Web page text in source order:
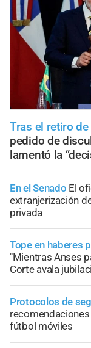
Tras el retiro
pedido de
lamentó la
En el Senado El
extranjerización
privada
Tope en haberes
"Mientras Anses
Corte avala
Protocolos de
fútbol móviles